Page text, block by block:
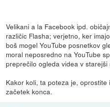
Velikani a la Facebook ipd.
različic Flasha; verjetno, ker
boš mogel YouTube posnetkov
moral neposredno na YouTube
preprečilo ogleda videa v starejši
Kakor koli, ta poteza je,
začetek konca.